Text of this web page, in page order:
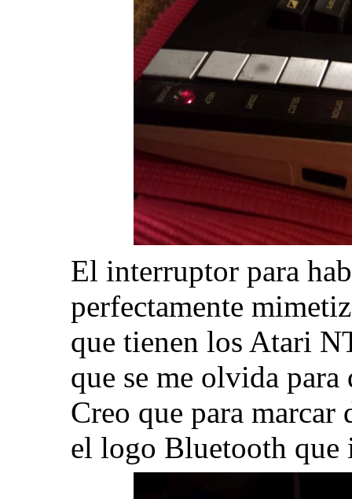
El interruptor para
perfectamente
que tienen los Atari
que se me olvida
Creo que para marcar
el logo Bluetooth